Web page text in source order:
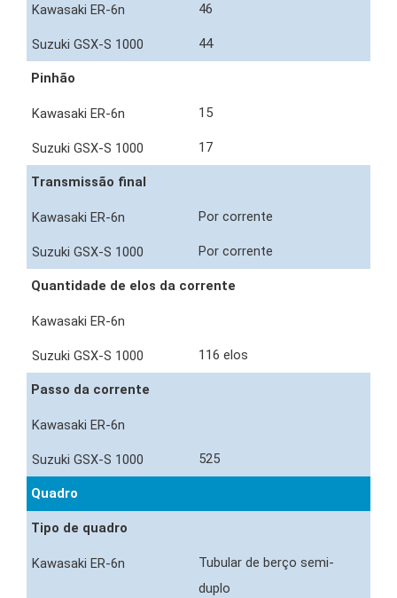
46
44
Pinhão
15
17
Transmissão final
Por corrente
Por corrente
Quantidade de elos da corrente
116 elos
Passo da corrente
525
Quadro
Tipo de quadro
Tubular de berço semi-
duplo